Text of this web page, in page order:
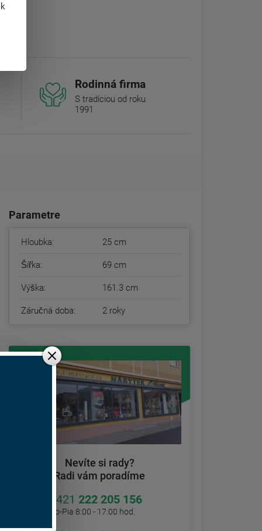
Rodinná firma
S tradíciou od roku
1991
Parametre
Hloubka: 25 cm
Šířka: 69 cm
Výška: 161.3 cm
Záručná doba: 2 roky
Nevíte si rady?
Radi vám poradíme
+421 222 205 156
Po-Pia 8:00 - 17:00 hod.